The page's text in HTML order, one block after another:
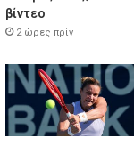
βίντεο
2 ώρες πρίν